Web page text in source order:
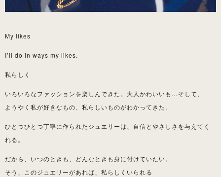
My likes
I’ll do in ways my likes.
私らしく
いろいろなファッションを楽しんできた。大人かわいいも…そして、
ようやく私が好きなもの、私らしいものがわかってきた。
ひとつひとつ丁寧に作られたジュエリーは、自信とやさしさを与えてく
れる。
だから、いつのときも、どんなときも身に付けていたい。
そう、このジュエリーがあれば、私らしくいられる